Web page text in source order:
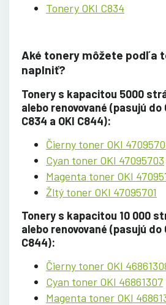
Tonery OKI C834
Aké tonery môžete podľa
naplniť?
Tonery s kapacitou 5000
alebo renovované (pasujú do
C834 a OKI C844):
Čierny toner OKI
Cyan toner OKI 47095703
Magenta toner OKI
Žltý toner OKI 47095701
Tonery s kapacitou 10 000
alebo renovované (pasujú do
C844):
Čierny toner OKI
Cyan toner OKI 46861307
Magenta toner OKI